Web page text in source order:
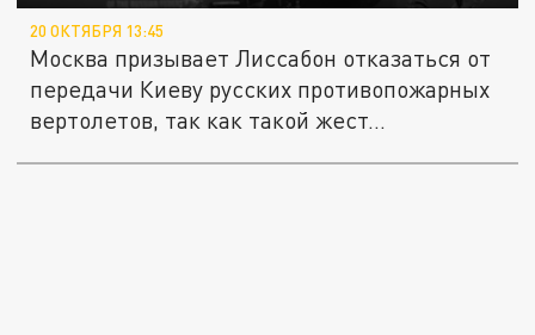
20 ОКТЯБРЯ 13:45
Москва призывает Лиссабон отказаться от
передачи Киеву русских противопожарных
вертолетов, так как такой жест...